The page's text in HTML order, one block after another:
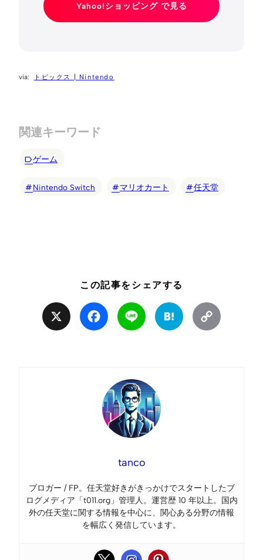
Yahoo!ショッピング で見る
トピックス | Nintendo
関連キーワード
ゲーム
Nintendo Switch マリオカート 任天堂
この記事をシェアする
Facebook Line Hatena
tanco
ブロガー / FP。任天堂好きがきっかけでスタートしたブ
ログメディア「t011.org」管理人。運営歴 10 年以上。国内
外の任天堂に関する情報を中心に、関心ある分野の情報
を幅広く発信しています。